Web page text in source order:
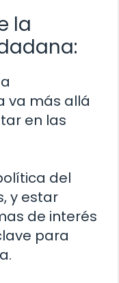
la
va más allá
en las
del
y estar
de interés
para